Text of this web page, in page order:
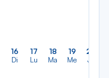
16
Di
17
Lu
18
Ma
19
Me
20
Je